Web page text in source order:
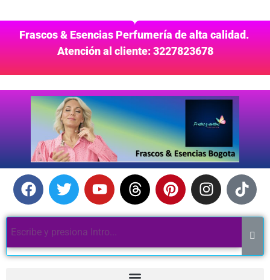
Frascos & Esencias Perfumería de alta calidad.
Atención al cliente: 3227823678